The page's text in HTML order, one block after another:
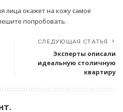
лица окажет на кожу самое
попробовать.
СЛЕДУЮЩАЯ СТАТЬЯ
Эксперты описали
идеальную столичную
квартиру